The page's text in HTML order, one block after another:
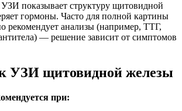
УЗИ показывает структуру щитовидной
гормоны. Часто для полной картины
рекомендует анализы (например, ТТГ,
— решение зависит от симптомов
УЗИ щитовидной железы
при: